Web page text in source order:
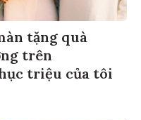
tặng quà
trên
triệu của tôi